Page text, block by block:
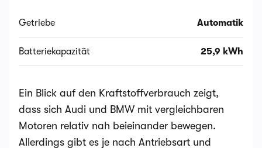
Getriebe Automatik
Batteriekapazität 25,9 kWh
Ein Blick auf den Kraftstoffverbrauch zeigt,
dass sich Audi und BMW mit vergleichbaren
Motoren relativ nah beieinander bewegen.
Allerdings gibt es je nach Antriebsart und